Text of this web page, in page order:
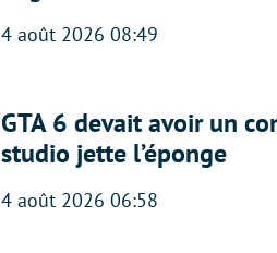
4 août 2026 08:49
GTA 6 devait avoir un
studio jette l’éponge
4 août 2026 06:58